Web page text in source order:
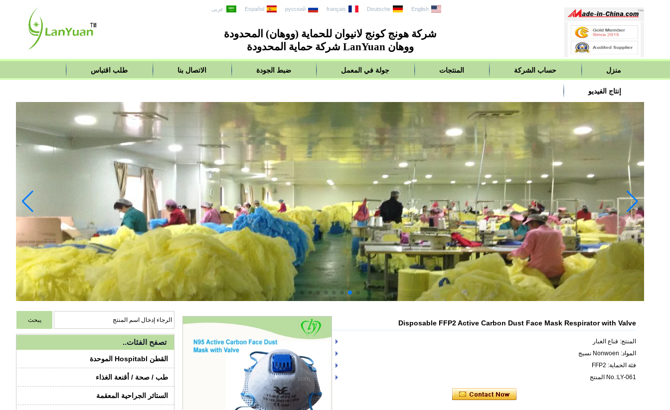
شركة هونج كونج لانيوان للحماية (ووهان) المحدودة
ووهان LanYuan شركة حماية المحدودة
English
Deutsche
français
русский
Español عربى
منزل حساب الشركة المنتجات جولة في المعمل ضبط الجودة الاتصال بنا طلب اقتباس
إنتاج الفيديو
تصفح الفئات..
القطن Hospitabl الموحدة
طب / صحة / أقنعة الغذاء
الستائر الجراحية المعقمة
Disposable FFP2 Active Carbon Dust Face Mask Respirator with Valve
المنتج: قناع الغبار
المواد: Nonwoen نسيج
فئة الحماية: FFP2
No.:LY-061 المنتج